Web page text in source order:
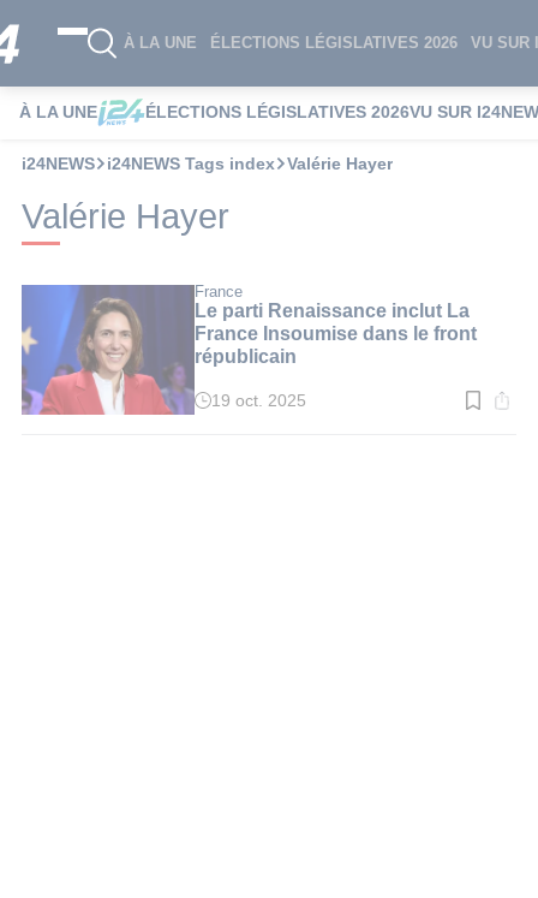
À LA UNE ÉLECTIONS LÉGISLATIVES 2026 VU SUR
À LA UNE ÉLECTIONS LÉGISLATIVES 2026VU SUR
i24NEWS i24NEWS Tags index Valérie Hayer
Valérie Hayer
France
Le parti Renaissance inclut La
France Insoumise dans le front
républicain
Temps
19 oct. 2025